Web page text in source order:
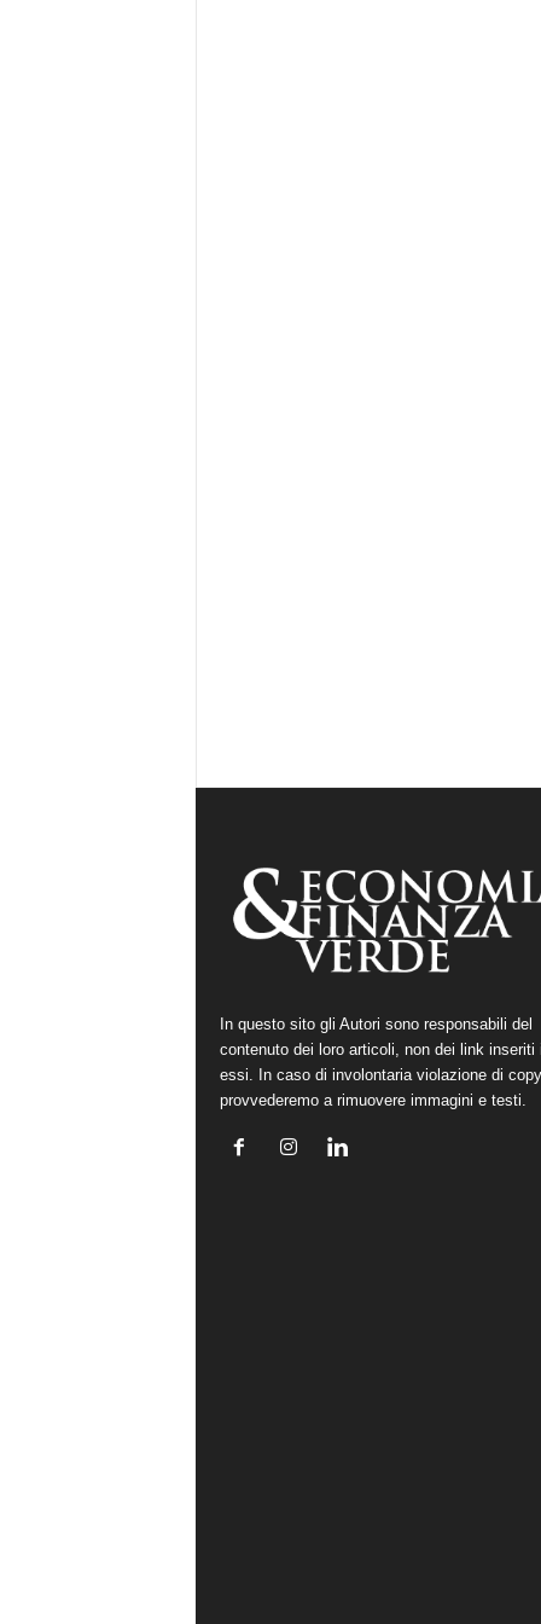
In questo sito gli Autori sono responsabili del
contenuto dei loro articoli, non dei link inseriti
essi. In caso di involontaria violazione di
provvederemo a rimuovere immagini e testi.